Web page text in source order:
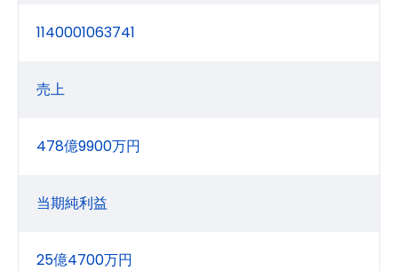
1140001063741
売上
478億9900万円
当期純利益
25億4700万円